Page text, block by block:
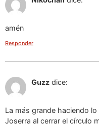
amén
Responder
Guzz dice:
La más grande haciendo
Joserra al cerrar el círculo